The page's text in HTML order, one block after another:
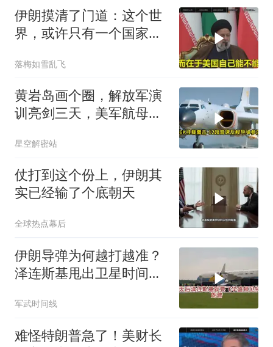
伊朗摸清了门道：这个世
界，或许只有一个国家，
落梅如雪乱飞
黄岩岛画个圈，解放军演
训亮剑三天，美军航母从
星空解密站
仗打到这个份上，伊朗其
实已经输了个底朝天
全球热点幕后
伊朗导弹为何越打越准？
泽连斯基甩出卫星时间
京
军武时间线
难怪特朗普急了！美财长